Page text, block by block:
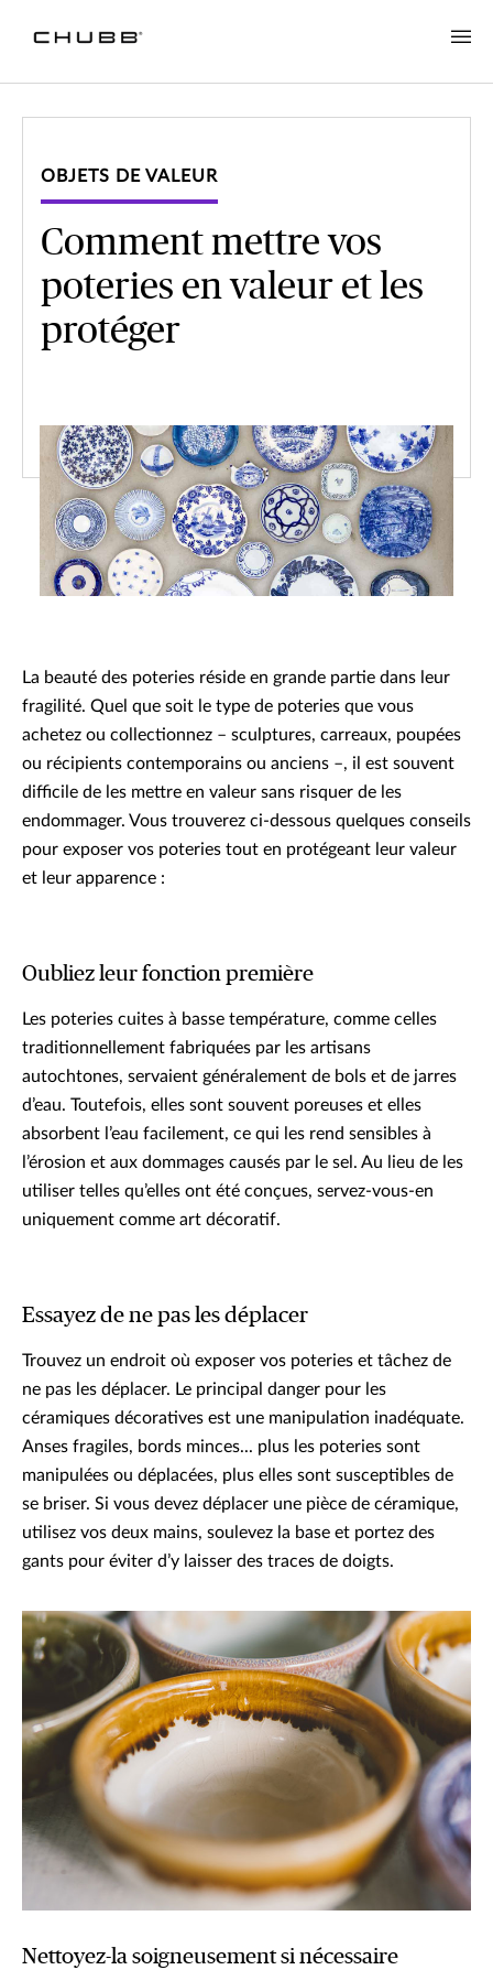
OBJETS DE VALEUR
Comment mettre vos
poteries en valeur et les
protéger
La beauté des poteries réside en grande partie dans leur
fragilité. Quel que soit le type de poteries que vous
achetez ou collectionnez – sculptures, carreaux, poupées
ou récipients contemporains ou anciens –, il est souvent
difficile de les mettre en valeur sans risquer de les
endommager. Vous trouverez ci-dessous quelques conseils
pour exposer vos poteries tout en protégeant leur valeur
et leur apparence :
Oubliez leur fonction première
Les poteries cuites à basse température, comme celles
traditionnellement fabriquées par les artisans
autochtones, servaient généralement de bols et de jarres
d’eau. Toutefois, elles sont souvent poreuses et elles
absorbent l’eau facilement, ce qui les rend sensibles à
l’érosion et aux dommages causés par le sel. Au lieu de les
utiliser telles qu’elles ont été conçues, servez-vous-en
uniquement comme art décoratif.
Essayez de ne pas les déplacer
Trouvez un endroit où exposer vos poteries et tâchez de
ne pas les déplacer. Le principal danger pour les
céramiques décoratives est une manipulation inadéquate.
Anses fragiles, bords minces... plus les poteries sont
manipulées ou déplacées, plus elles sont susceptibles de
se briser. Si vous devez déplacer une pièce de céramique,
utilisez vos deux mains, soulevez la base et portez des
gants pour éviter d’y laisser des traces de doigts.
Nettoyez-la soigneusement si nécessaire